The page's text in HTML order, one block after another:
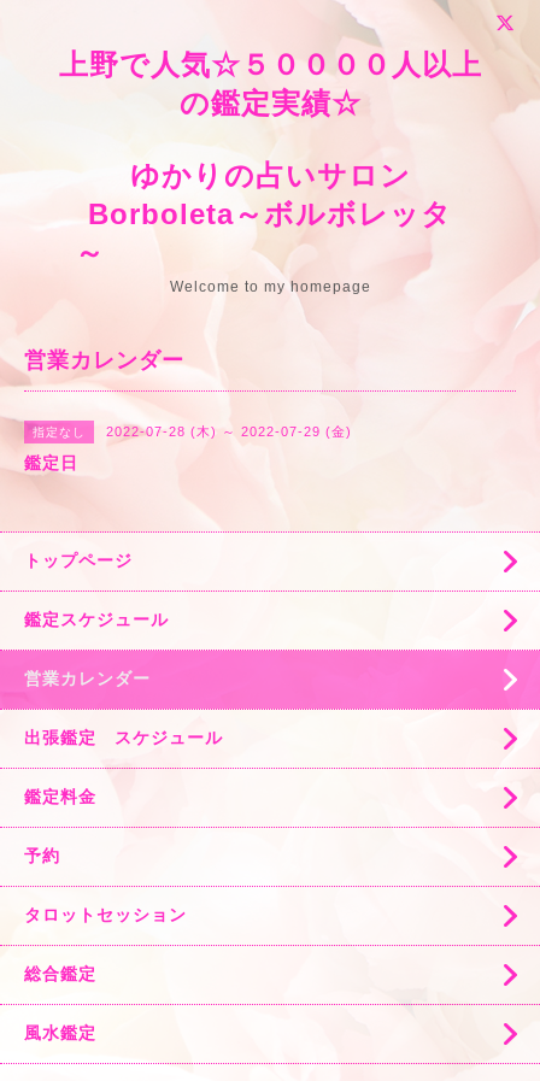
上野で人気☆５００００人以上
の鑑定実績☆
ゆかりの占いサロン
Borboleta～ボルボレッタ
～
Welcome to my homepage
営業カレンダー
指定なし 2022-07-28 (木) ～ 2022-07-29 (金)
鑑定日
トップページ
鑑定スケジュール
営業カレンダー
出張鑑定 スケジュール
鑑定料金
予約
タロットセッション
総合鑑定
風水鑑定